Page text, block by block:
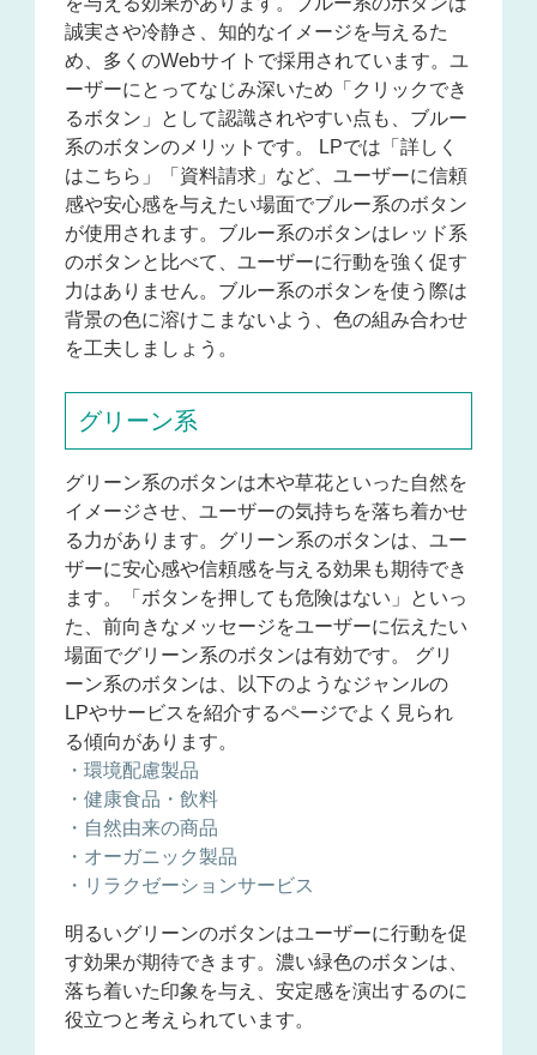
誠実さや冷静さ、知的なイメージを与えるた
め、多くのWebサイトで採用されています。ユ
ーザーにとってなじみ深いため「クリックでき
るボタン」として認識されやすい点も、ブルー
系のボタンのメリットです。
LPでは「詳しく
はこちら」「資料請求」など、ユーザーに信頼
感や安心感を与えたい場面でブルー系のボタン
が使用されます。 ブルー系のボタンはレッド系
のボタンと比べて、ユーザーに行動を強く促す
力はありません。ブルー系のボタンを使う際は
背景の色に溶けこまないよう、色の組み合わせ
を工夫しましょう。
グリーン系
グリーン系のボタンは木や草花といった自然を
イメージさせ、ユーザーの気持ちを落ち着かせ
る力があります。グリーン系のボタンは、ユー
ザーに安心感や信頼感を与える効果も期待でき
ます。
「ボタンを押しても危険はない」といっ
た、前向きなメッセージをユーザーに伝えたい
場面でグリーン系のボタンは有効です。 グリ
ーン系のボタンは、以下のようなジャンルの
LPやサービスを紹介するページでよく見られ
る傾向があります。
・環境配慮製品
・健康食品・飲料
・自然由来の商品
・オーガニック製品
・リラクゼーションサービス
明るいグリーンのボタンはユーザーに行動を促
す効果が期待できます。濃い緑色のボタンは、
落ち着いた印象を与え、安定感を演出するのに
役立つと考えられています。